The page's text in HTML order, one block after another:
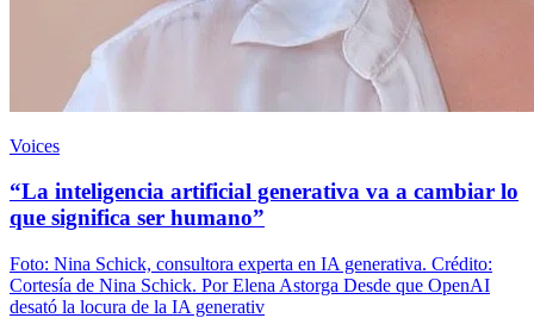
Voices
“La inteligencia artificial generativa va a cambiar lo
que significa ser humano”
Foto: Nina Schick, consultora experta en IA generativa. Crédito:
Cortesía de Nina Schick. Por Elena Astorga Desde que OpenAI
desató la locura de la IA generativ